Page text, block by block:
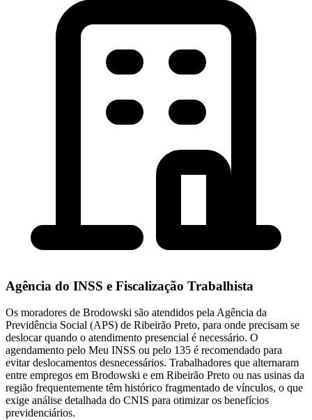
Agência do INSS e Fiscalização Trabalhista
Os moradores de Brodowski são atendidos pela Agência da
Previdência Social (APS) de Ribeirão Preto, para onde precisam se
deslocar quando o atendimento presencial é necessário. O
agendamento pelo Meu INSS ou pelo 135 é recomendado para
evitar deslocamentos desnecessários. Trabalhadores que alternaram
entre empregos em Brodowski e em Ribeirão Preto ou nas usinas da
região frequentemente têm histórico fragmentado de vínculos, o que
exige análise detalhada do CNIS para otimizar os benefícios
previdenciários.